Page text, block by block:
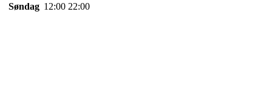
Søndag 12:00 22:00